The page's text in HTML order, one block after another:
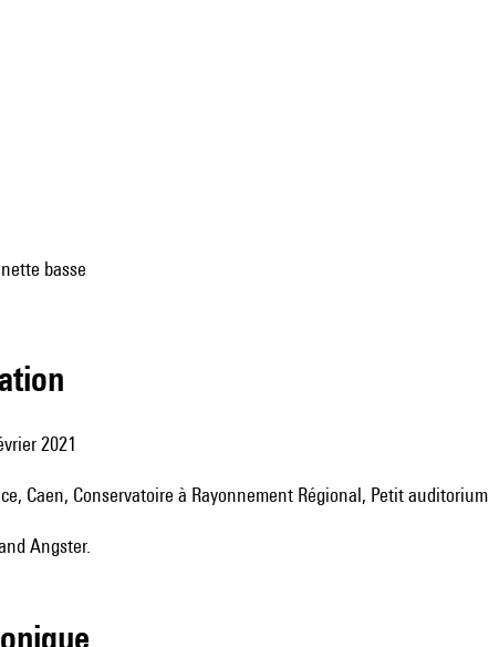
basse
2021
Caen, Conservatoire à Rayonnement Régional, Petit auditorium
Angster.